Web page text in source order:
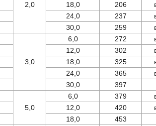
2,0 18,0 206
24,0 237
30,0 259
3,0
6,0 272
12,0 302
18,0 325
24,0 365
30,0 397
5,0
6,0 379
12,0 420
18,0 453